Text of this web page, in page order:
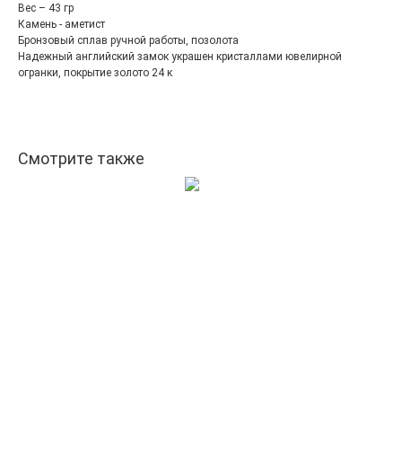
Вес – 43 гр
Камень - аметист
Бронзовый сплав ручной работы, позолота
Надежный английский замок украшен кристаллами ювелирной
огранки, покрытие золото 24 к
Смотрите также